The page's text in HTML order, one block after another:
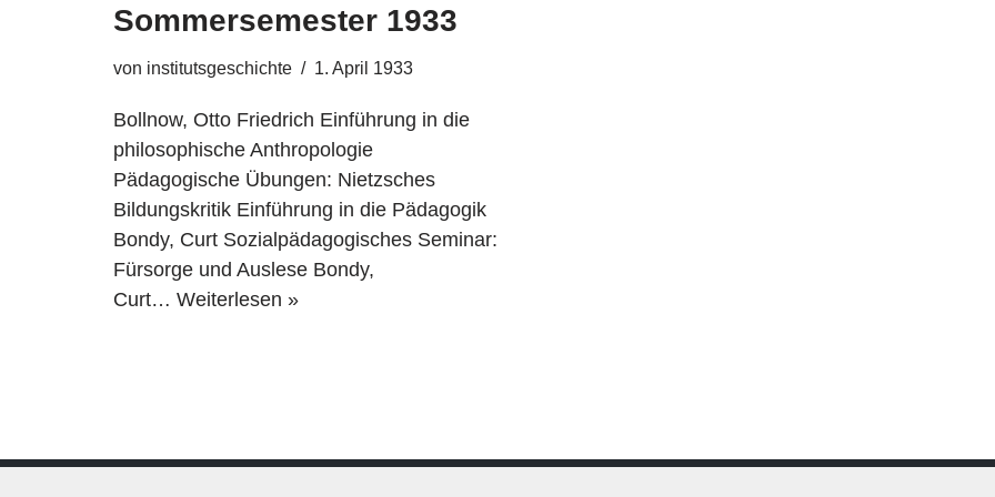
Sommersemester 1933
von institutsgeschichte 1. April 1933
Bollnow, Otto Friedrich Einführung in die
philosophische Anthropologie
Pädagogische Übungen: Nietzsches
Bildungskritik Einführung in die Pädagogik
Bondy, Curt Sozialpädagogisches Seminar:
Fürsorge und Auslese Bondy,
Curt… Weiterlesen »